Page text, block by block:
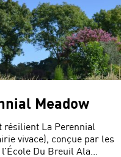
Meadow
résilient La Perennial
vivace), conçue par les
Du Breuil Ala...